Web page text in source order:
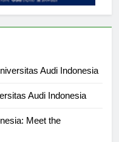
Meet the